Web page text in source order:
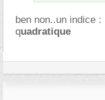
ben non..un indice
quadratique